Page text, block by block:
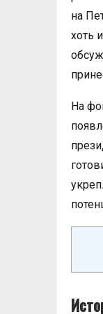
на
хоть
На